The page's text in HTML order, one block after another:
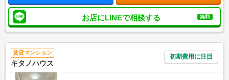
お店にLINEで相談する 無料
賃貸マンション
キタノハウス
初期費用に注目